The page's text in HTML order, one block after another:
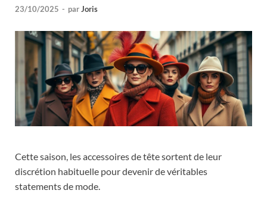
23/10/2025 - parJoris
Cette saison, les accessoires de tête sortent de leur
discrétion habituelle pour devenir de véritables
statements de mode.